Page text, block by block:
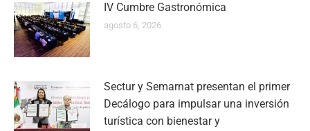
IV Cumbre Gastronómica
agosto 6, 2026
Sectur y Semarnat presentan el primer
Decálogo para impulsar una inversión
turística con bienestar y